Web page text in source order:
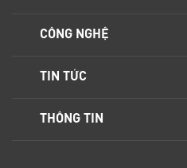
CÔNG NGHỆ
TIN TỨC
THÔNG TIN